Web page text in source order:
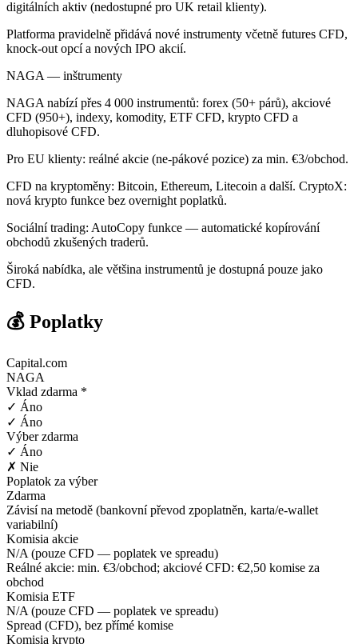
digitálních aktiv (nedostupné pro UK retail klienty).
Platforma pravidelně přidává nové instrumenty včetně futures CFD,
knock-out opcí a nových IPO akcií.
NAGA — inštrumenty
NAGA nabízí přes 4 000 instrumentů: forex (50+ párů), akciové
CFD (950+), indexy, komodity, ETF CFD, krypto CFD a
dluhopisové CFD.
Pro EU klienty: reálné akcie (ne-pákové pozice) za min. €3/obchod.
CFD na kryptoměny: Bitcoin, Ethereum, Litecoin a další. CryptoX:
nová krypto funkce bez overnight poplatků.
Sociální trading: AutoCopy funkce — automatické kopírování
obchodů zkušených traderů.
Široká nabídka, ale většina instrumentů je dostupná pouze jako
CFD.
💰 Poplatky
Capital.com
NAGA
Vklad zdarma *
✓ Áno
✓ Áno
Výber zdarma
✓ Áno
✗ Nie
Poplatok za výber
Zdarma
Závisí na metodě (bankovní převod zpoplatněn, karta/e-wallet
variabilní)
Komisia akcie
N/A (pouze CFD — poplatek ve spreadu)
Reálné akcie: min. €3/obchod; akciové CFD: €2,50 komise za
obchod
Komisia ETF
N/A (pouze CFD — poplatek ve spreadu)
Spread (CFD), bez přímé komise
Komisia krypto